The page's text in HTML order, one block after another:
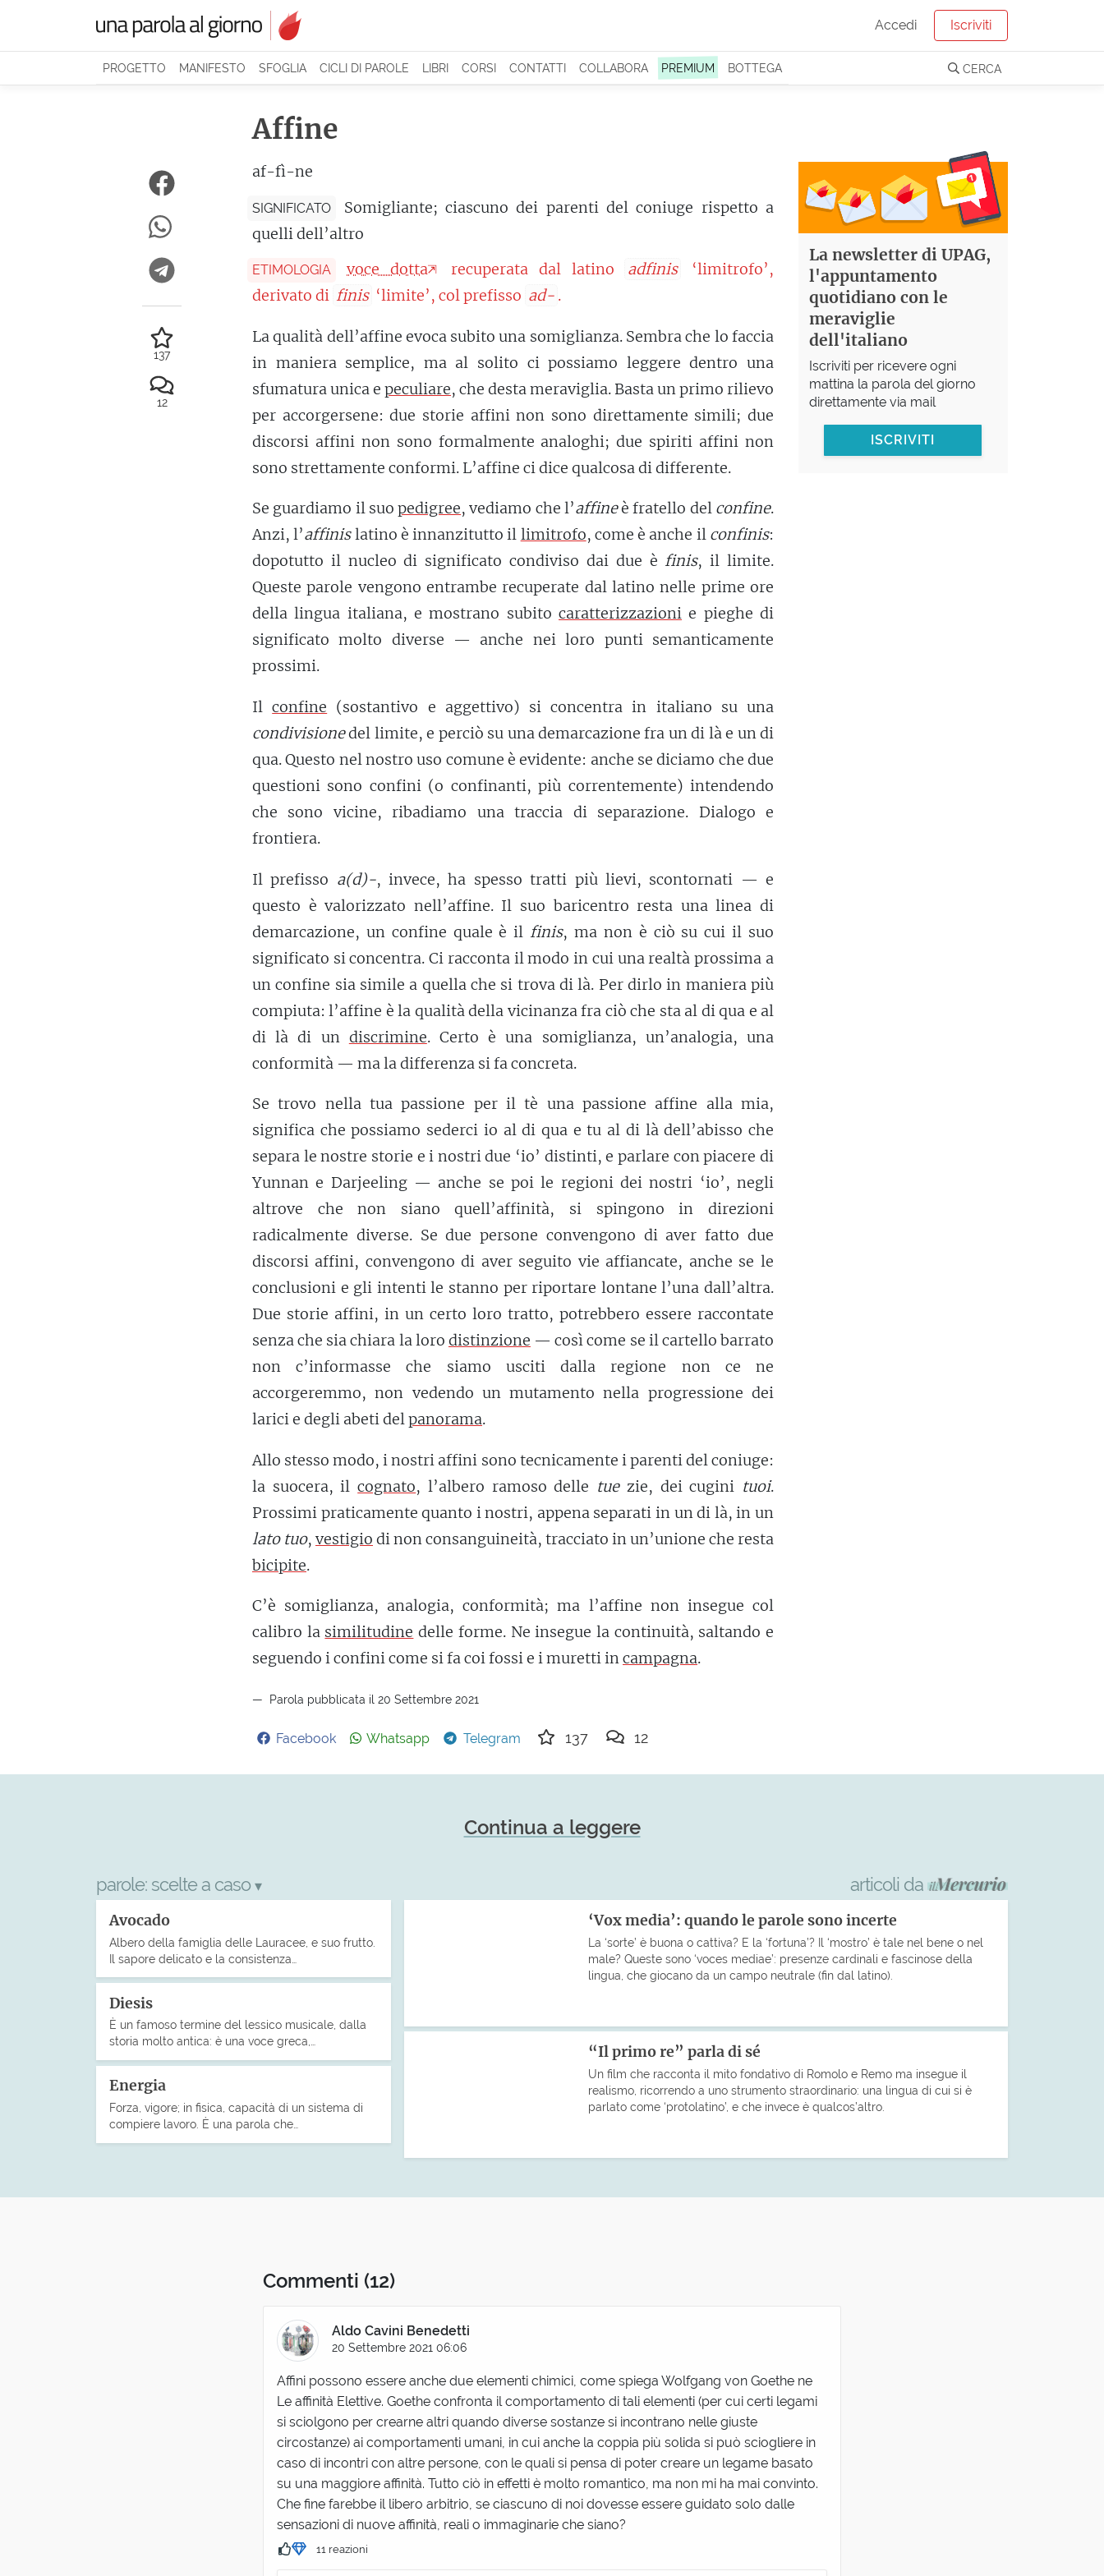
Accedi Iscriviti
PROGETTO MANIFESTO SFOGLIA CICLI DI PAROLE LIBRI CORSI CONTATTI COLLABORA PREMIUM BOTTEGA CERCA
Affine
af-fì-ne
SIGNIFICATO
Somigliante; ciascuno dei parenti del coniuge rispetto a
quelli dell’altro
ETIMOLOGIA voce dotta recuperata dal latino adfinis
‘limitrofo’,
derivato di finis ‘limite’, col prefisso ad- .
La qualità dell’affine evoca subito una somiglianza. Sembra che lo faccia
in maniera semplice, ma al solito ci possiamo leggere dentro una
sfumatura unica e peculiare, che desta meraviglia. Basta un primo rilievo
per accorgersene: due storie affini non sono direttamente simili; due
discorsi affini non sono formalmente analoghi; due spiriti affini non
sono strettamente conformi. L’affine ci dice qualcosa di differente.
Se guardiamo il suopedigree, vediamo che l’affineè fratello del confine.
Anzi, l’affinislatino è innanzitutto il limitrofo, come è anche il confinis:
dopotutto il nucleo di significato condiviso dai due è finis, il limite.
Queste parole vengono entrambe recuperate dal latino nelle prime ore
della lingua italiana, e mostrano subito caratterizzazioni e pieghe di
significato molto diverse — anche nei loro punti semanticamente
prossimi.
Ilconfine (sostantivo e aggettivo) si concentra in italiano su una
condivisionedel limite, e perciò su una demarcazione fra un di là e un di
qua. Questo nel nostro uso comune è evidente: anche se diciamo che due
questioni sono confini (o confinanti, più correntemente) intendendo
che sono vicine, ribadiamo una traccia di separazione. Dialogo e
frontiera.
Il prefisso a(d)-, invece, ha spesso tratti più lievi, scontornati — e
questo è valorizzato nell’affine. Il suo baricentro resta una linea di
demarcazione, un confine quale è il finis, ma non è ciò su cui il suo
significato si concentra. Ci racconta il modo in cui una realtà prossima a
un confine sia simile a quella che si trova di là. Per dirlo in maniera più
compiuta: l’affine è la qualità della vicinanza fra ciò che sta al di qua e al
di là di un discrimine. Certo è una somiglianza, un’analogia, una
conformità — ma la differenza si fa concreta.
Se trovo nella tua passione per il tè una passione affine alla mia,
significa che possiamo sederci io al di qua e tu al di là dell’abisso che
separa le nostre storie e i nostri due ‘io’ distinti, e parlare con piacere di
Yunnan e Darjeeling — anche se poi le regioni dei nostri ‘io’, negli
altrove che non siano quell’affinità, si spingono in direzioni
radicalmente diverse. Se due persone convengono di aver fatto due
discorsi affini, convengono di aver seguito vie affiancate, anche se le
conclusioni e gli intenti le stanno per riportare lontane l’una dall’altra.
Due storie affini, in un certo loro tratto, potrebbero essere raccontate
senza che sia chiara la loro distinzione — così come se il cartello barrato
non c’informasse che siamo usciti dalla regione non ce ne
accorgeremmo, non vedendo un mutamento nella progressione dei
larici e degli abeti delpanorama.
Allo stesso modo, i nostri affini sono tecnicamente i parenti del coniuge:
la suocera, ilcognato, l’albero ramoso delle tuezie, dei cugini tuoi.
Prossimi praticamente quanto i nostri, appena separati in un di là, in un
lato tuo, vestigio di non consanguineità, tracciato in un’unione che resta
bicipite.
C’è somiglianza, analogia, conformità; ma l’affine non insegue col
calibro la similitudine delle forme. Ne insegue la continuità, saltando e
seguendo i confini come si fa coi fossi e i muretti incampagna.
Parola pubblicata il 20 Settembre 2021
Facebook Whatsapp Telegram 137 12
137
12
La newsletter di UPAG,
l'appuntamento
quotidiano con le
meraviglie
dell'italiano
Iscriviti per ricevere ogni
mattina la parola del giorno
direttamente via mail
ISCRIVITI
Continua a leggere
parole: scelte a caso ▾
Avocado
Albero della famiglia delle Lauracee, e suo frutto.
Il sapore delicato e la consistenza…
Diesis
È un famoso termine del lessico musicale, dalla
storia molto antica: è una voce greca,…
Energia
Forza, vigore; in fisica, capacità di un sistema di
compiere lavoro. È una parola che…
articoli da
‘Vox media’: quando le parole sono incerte
La ‘sorte’ è buona o cattiva? E la ‘fortuna’? Il ‘mostro’ è tale nel bene o nel
male? Queste sono ‘voces mediae’: presenze cardinali e fascinose della
lingua, che giocano da un campo neutrale (fin dal latino).
“Il primo re” parla di sé
Un film che racconta il mito fondativo di Romolo e Remo ma insegue il
realismo, ricorrendo a uno strumento straordinario: una lingua di cui si è
parlato come ‘protolatino’, e che invece è qualcos’altro.
Commenti (12)
Aldo Cavini Benedetti
20 Settembre 2021 06:06
Affini possono essere anche due elementi chimici, come spiega Wolfgang von Goethe ne
Le affinità Elettive. Goethe confronta il comportamento di tali elementi (per cui certi legami
si sciolgono per crearne altri quando diverse sostanze si incontrano nelle giuste
circostanze) ai comportamenti umani, in cui anche la coppia più solida si può sciogliere in
caso di incontri con altre persone, con le quali si pensa di poter creare un legame basato
su una maggiore affinità. Tutto ciò in effetti è molto romantico, ma non mi ha mai convinto.
Che fine farebbe il libero arbitrio, se ciascuno di noi dovesse essere guidato solo dalle
sensazioni di nuove affinità, reali o immaginarie che siano?
11 reazioni